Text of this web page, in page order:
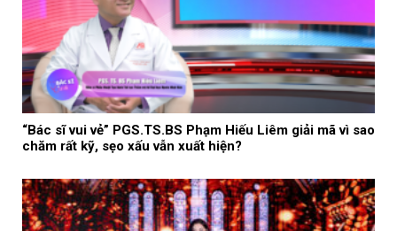
“Bác sĩ vui vẻ” PGS.TS.BS Phạm Hiếu Liêm giải mã vì sao
chăm rất kỹ, sẹo xấu vẫn xuất hiện?